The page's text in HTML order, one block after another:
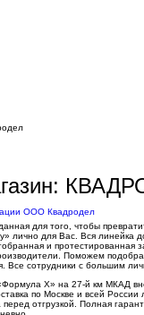
для того, чтобы
лично для Вас. Вся линейка
и протестированная
Поможем
Все сотрудники с большим
X» на 27-й км МКАД
по Москве и всей России
отгрузкой. Полная